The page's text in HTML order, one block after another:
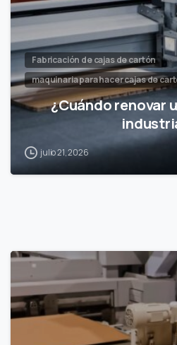
Fabricación de cajas de cartón
maquinaria para hacer cajas de
¿Cuándo renovar
julio 21, 2026